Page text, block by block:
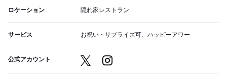
ロケーション 隠れ家レストラン
サービス お祝い・サプライズ可、ハッピーアワー
公式アカウント